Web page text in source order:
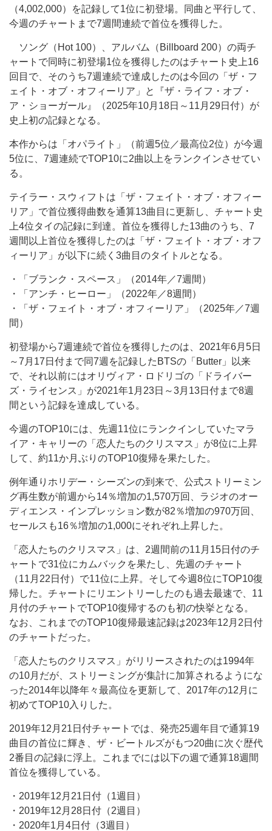
（4,002,000）を記録して1位に初登場。同曲と平行して、
今週のチャートまで7週間連続で首位を獲得した。
ソング（Hot 100）、アルバム（Billboard 200）の両チ
ャートで同時に初登場1位を獲得したのはチャート史上16
回目で、そのうち7週連続で達成したのは今回の「ザ・フ
ェイト・オブ・オフィーリア」と『ザ・ライフ・オブ・
ア・ショーガール』（2025年10月18日～11月29日付）が
史上初の記録となる。
本作からは「オパライト」（前週5位／最高位2位）が今週
5位に、7週連続でTOP10に2曲以上をランクインさせてい
る。
テイラー・スウィフトは「ザ・フェイト・オブ・オフィー
リア」で首位獲得曲数を通算13曲目に更新し、チャート史
上4位タイの記録に到達。首位を獲得した13曲のうち、7
週間以上首位を獲得したのは「ザ・フェイト・オブ・オフ
ィーリア」が以下に続く3曲目のタイトルとなる。
・「ブランク・スペース」（2014年／7週間）
・「アンチ・ヒーロー」（2022年／8週間）
・「ザ・フェイト・オブ・オフィーリア」（2025年／7週
間）
初登場から7週連続で首位を獲得したのは、2021年6月5日
～7月17日付まで同7週を記録したBTSの「Butter」以来
で、それ以前にはオリヴィア・ロドリゴの「ドライバー
ズ・ライセンス」が2021年1月23日～3月13日付まで8週
間という記録を達成している。
今週のTOP10には、先週11位にランクインしていたマラ
イア・キャリーの「恋人たちのクリスマス」が8位に上昇
して、約11か月ぶりのTOP10復帰を果たした。
例年通りホリデー・シーズンの到来で、公式ストリーミン
グ再生数が前週から14％増加の1,570万回、ラジオのオー
ディエンス・インプレッション数が82％増加の970万回、
セールスも16％増加の1,000にそれぞれ上昇した。
「恋人たちのクリスマス」は、2週間前の11月15日付のチ
ャートで31位にカムバックを果たし、先週のチャート
（11月22日付）で11位に上昇。そして今週8位にTOP10復
帰した。チャートにリエントリーしたのも過去最速で、11
月付のチャートでTOP10復帰するのも初の快挙となる。
なお、これまでのTOP10復帰最速記録は2023年12月2日付
のチャートだった。
「恋人たちのクリスマス」がリリースされたのは1994年
の10月だが、ストリーミングが集計に加算されるようにな
った2014年以降年々最高位を更新して、2017年の12月に
初めてTOP10入りした。
2019年12月21日付チャートでは、発売25週年目で通算19
曲目の首位に輝き、ザ・ビートルズがもつ20曲に次ぐ歴代
2番目の記録に浮上。これまでには以下の週で通算18週間
首位を獲得している。
・2019年12月21日付（1週目）
・2019年12月28日付（2週目）
・2020年1月4日付（3週目）